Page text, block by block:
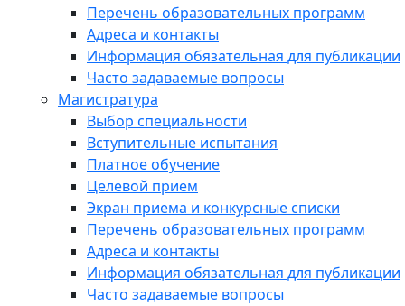
Перечень образовательных программ
Адреса и контакты
Информация обязательная для публикации
Часто задаваемые вопросы
Магистратура
Выбор специальности
Вступительные испытания
Платное обучение
Целевой прием
Экран приема и конкурсные списки
Перечень образовательных программ
Адреса и контакты
Информация обязательная для публикации
Часто задаваемые вопросы